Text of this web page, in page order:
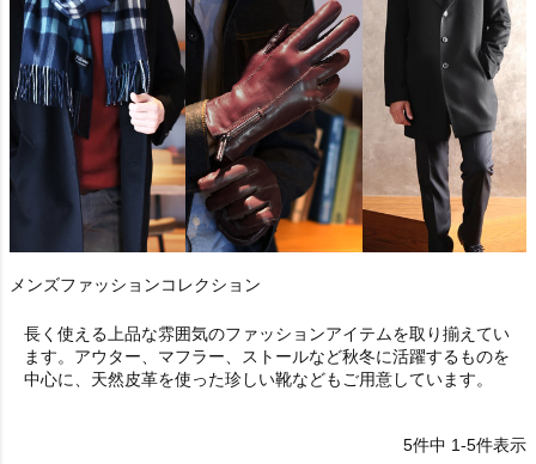
メンズファッションコレクション
長く使える上品な雰囲気のファッションアイテムを取り揃えてい
ます。アウター、マフラー、ストールなど秋冬に活躍するものを
中心に、天然皮革を使った珍しい靴などもご用意しています。
5件中 1-5件表示